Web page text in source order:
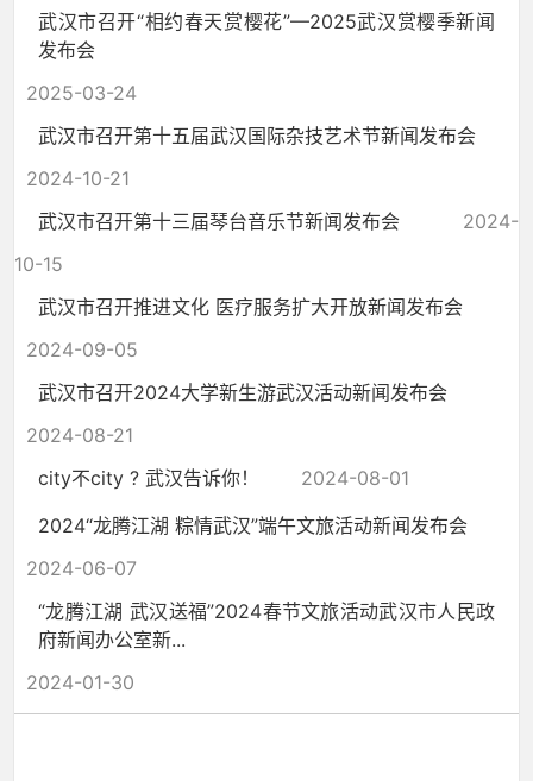
武汉市召开“相约春天赏樱花”—2025武汉赏樱季新闻
发布会
2025-03-24
武汉市召开第十五届武汉国际杂技艺术节新闻发布会
2024-10-21
武汉市召开第十三届琴台音乐节新闻发布会
2024-
10-15
武汉市召开推进文化 医疗服务扩大开放新闻发布会
2024-09-05
武汉市召开2024大学新生游武汉活动新闻发布会
2024-08-21
city不city ? 武汉告诉你！
2024-08-01
2024“龙腾江湖 粽情武汉”端午文旅活动新闻发布会
2024-06-07
“龙腾江湖 武汉送福”2024春节文旅活动武汉市人民政
府新闻办公室新...
2024-01-30